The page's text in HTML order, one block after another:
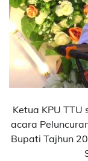
Ketua KPU
acara
Bupati Tajhun